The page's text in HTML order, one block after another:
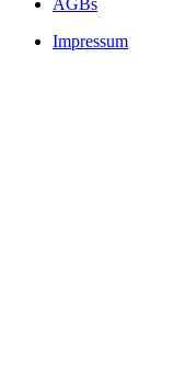
AGBs
Impressum